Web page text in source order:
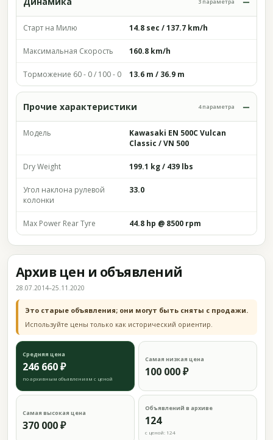
Старт на Милю 14.8 sec / 137.7 km/h
Максимальная Скорость 160.8 km/h
Торможение 60 - 0 / 100 - 0 13.6 m / 36.9 m
Прочие характеристики 4 параметра
Модель
Kawasaki EN 500C Vulcan
Classic / VN 500
Dry Weight 199.1 kg / 439 lbs
Угол наклона рулевой
колонки
33.0
Max Power Rear Tyre 44.8 hp @ 8500 rpm
Архив цен и объявлений
28.07.2014–25.11.2020
Это старые объявления; они могут быть сняты с продажи.
Используйте цены только как исторический ориентир.
Средняя цена
246 660 ₽
по архивным объявлениям с ценой
Самая низкая цена
100 000 ₽
Самая высокая цена
370 000 ₽
Объявлений в архиве
124
с ценой: 124